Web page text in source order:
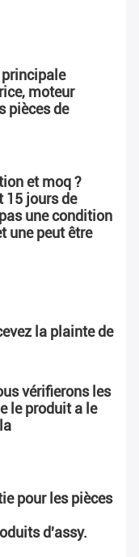
principale
moteur
pièces de
et moq ?
15 jours de
une condition
une peut être
la plainte de
vérifierons les
le produit a le
pour les pièces
d'assy.